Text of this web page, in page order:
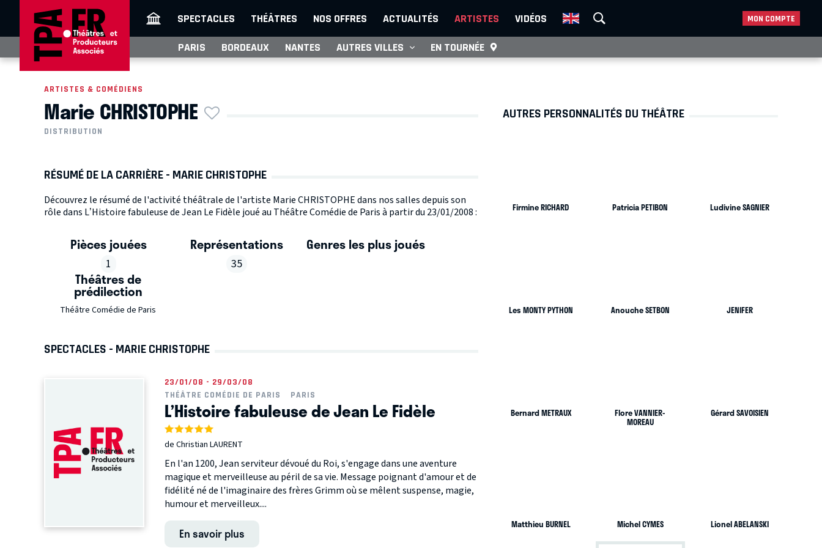
SPECTACLES THÉÂTRES NOS OFFRES ACTUALITÉS ARTISTES VIDÉOS MON COMPTE
PARIS BORDEAUX NANTES AUTRES VILLES EN TOURNÉE
ARTISTES & COMÉDIENS
Marie CHRISTOPHE
DISTRIBUTION
RÉSUMÉ DE LA CARRIÈRE - MARIE CHRISTOPHE
Découvrez le résumé de l'activité théâtrale de l'artiste Marie CHRISTOPHE dans nos salles depuis son
rôle dans L’Histoire fabuleuse de Jean Le Fidèle joué au Théâtre Comédie de Paris à partir du 23/01/2008 :
Pièces jouées
1
Représentations
35
Genres les plus joués
Théâtres de
prédilection
Théâtre Comédie de Paris
SPECTACLES - MARIE CHRISTOPHE
23/01/08 - 29/03/08
THÉÂTRE COMÉDIE DE PARIS
PARIS
L’Histoire fabuleuse de Jean Le Fidèle
de Christian LAURENT
En l'an 1200, Jean serviteur dévoué du Roi, s'engage dans une aventure
magique et merveilleuse au péril de sa vie. Message poignant d'amour et de
fidélité né de l'imaginaire des frères Grimm où se mêlent suspense, magie,
humour et merveilleux....
En savoir plus
AUTRES PERSONNALITÉS DU THÉÂTRE
Firmine RICHARD Patricia PETIBON Ludivine SAGNIER
Les MONTY PYTHON Anouche SETBON JENIFER
Bernard METRAUX Flore VANNIER-
MOREAU
Gérard SAVOISIEN
Matthieu BURNEL Michel CYMES Lionel ABELANSKI